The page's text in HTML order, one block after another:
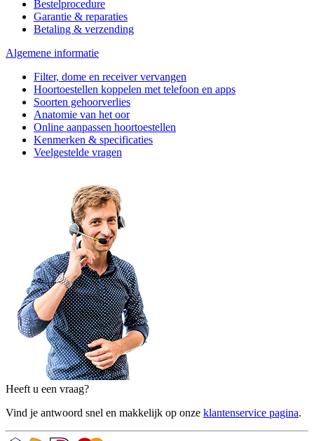
Bestelprocedure
Garantie & reparaties
Betaling & verzending
Algemene informatie
Filter, dome en receiver vervangen
Hoortoestellen koppelen met telefoon en apps
Soorten gehoorverlies
Anatomie van het oor
Online aanpassen hoortoestellen
Kenmerken & specificaties
Veelgestelde vragen
Heeft u een vraag?
Vind je antwoord snel en makkelijk op onze klantenservice pagina.